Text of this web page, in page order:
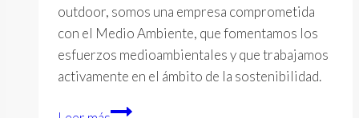
outdoor, somos una empresa comprometida
con el Medio Ambiente, que fomentamos los
esfuerzos medioambientales y que trabajamos
activamente en el ámbito de la sostenibilidad.
Chiruca